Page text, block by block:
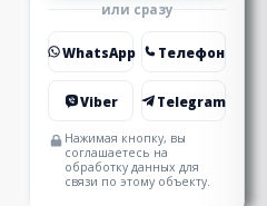
или сразу
WhatsApp Телефон
Viber Telegram
Нажимая кнопку, вы
соглашаетесь на
обработку данных для
связи по этому объекту.